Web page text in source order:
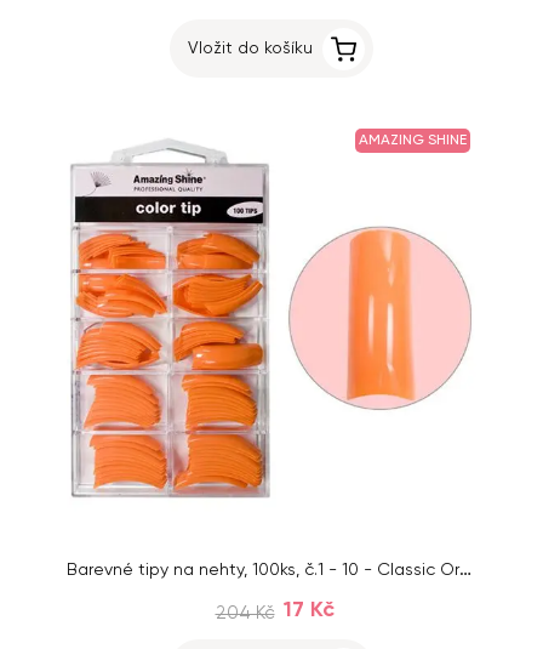
Vložit do košíku
AMAZING SHINE
Barevné tipy na nehty, 100ks, č.1 - 10 - Classic Orange
204 Kč 17 Kč